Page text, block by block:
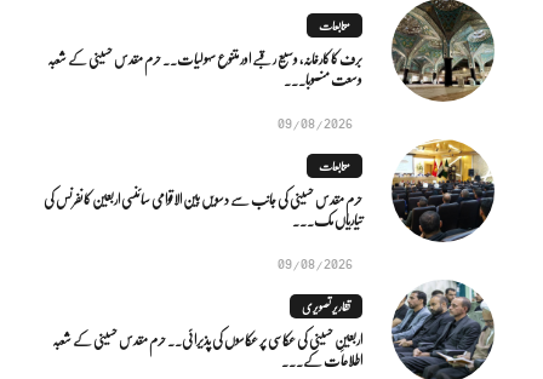
متابعات
برف کا کارخانہ، وسیع رقبے اور متنوع سہولیات۔۔ حرم مقدس حسینی کے شعبہ
وسعت منصوبا...
09/08/2026
متابعات
حرم مقدس حسینی کی جانب سے دسویں بین الاقوامی سائنسی اربعین کانفرنس کی
تیاریاں مک...
09/08/2026
تقاریر تصویری
اربعینِ حسینی کی عکاسی پر عکاسوں کی پذیرائی۔۔ حرم مقدس حسینی کے شعبہ
اطلاعات کے...